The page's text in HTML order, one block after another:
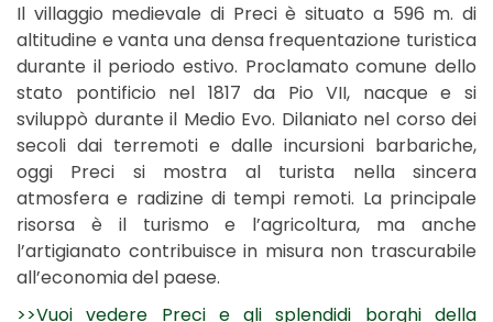
Il villaggio medievale di Preci è situato a 596 m. di
altitudine e vanta una densa frequentazione turistica
durante il periodo estivo. Proclamato comune dello
stato pontificio nel 1817 da Pio VII, nacque e si
sviluppò durante il Medio Evo. Dilaniato nel corso dei
secoli dai terremoti e dalle incursioni barbariche,
oggi Preci si mostra al turista nella sincera
atmosfera e radizine di tempi remoti. La principale
risorsa è il turismo e l’agricoltura, ma anche
l’artigianato contribuisce in misura non trascurabile
all’economia del paese.
>>Vuoi vedere Preci e gli splendidi borghi della